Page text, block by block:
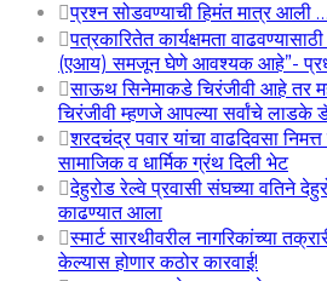
प्रश्न सोडवण्याची हिमंत मात्र आली
पत्रकारितेत कार्यक्षमता
(एआय) समजून घेणे आवश्यक आहे”-
साऊथ सिनेमाकडे चिरंजीवी आहे तर
चिरंजीवी म्हणजे आपल्या सर्वांचे लाडके
शरदचंद्र पवार यांचा वाढदिवसा निमत्त
सामाजिक व धार्मिक ग्रंथ दिली भेट
देहुरोड रेल्वे प्रवासी संघच्या वतिने
काढण्यात आला
स्मार्ट सारथीवरील नागरिकांच्या
केल्यास होणार कठोर कारवाई!